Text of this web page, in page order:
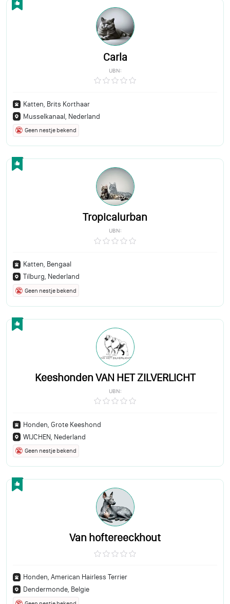
Carla
UBN:
Katten, Brits Korthaar
Musselkanaal, Nederland
Geen nestje bekend
Tropicalurban
UBN:
Katten, Bengaal
Tilburg, Nederland
Geen nestje bekend
Keeshonden VAN HET ZILVERLICHT
UBN:
Honden, Grote Keeshond
WIJCHEN, Nederland
Geen nestje bekend
Van hoftereeckhout
Honden, American Hairless Terrier
Dendermonde, Belgie